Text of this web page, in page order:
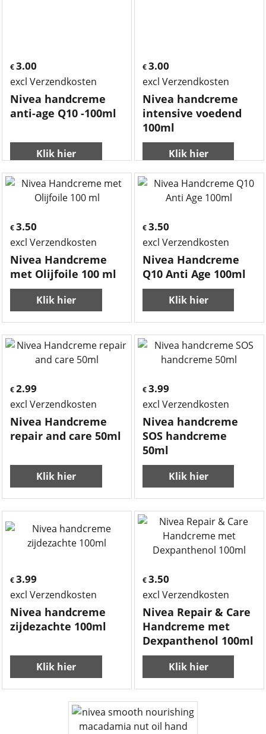
€ 3.00
excl Verzendkosten
Nivea handcreme
anti-age Q10 -100ml
Klik hier
€3.00
excl Verzendkosten
Nivea handcreme
intensive voedend
100ml
Klik hier
€ 3.50
excl Verzendkosten
Nivea Handcreme
met Olijfoile 100 ml
Klik hier
€3.50
excl Verzendkosten
Nivea Handcreme
Q10 Anti Age 100ml
Klik hier
€ 2.99
excl Verzendkosten
Nivea Handcreme
repair and care 50ml
Klik hier
€3.99
excl Verzendkosten
Nivea handcreme
SOS handcreme
50ml
Klik hier
€ 3.99
excl Verzendkosten
Nivea handcreme
zijdezachte 100ml
Klik hier
€3.50
excl Verzendkosten
Nivea Repair & Care
Handcreme met
Dexpanthenol 100ml
Klik hier